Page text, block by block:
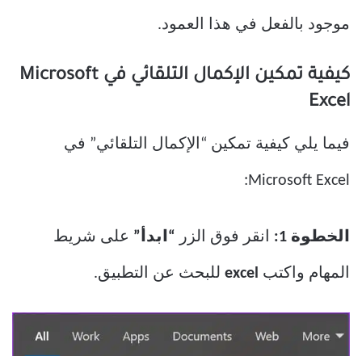
موجود بالفعل في هذا العمود.
كيفية تمكين الإكمال التلقائي في Microsoft
Excel
فيما يلي كيفية تمكين “الإكمال التلقائي” في
Microsoft Excel:
الخطوة 1: انقر فوق الزر “ابدأ” على شريط
المهام واكتب excel للبحث عن التطبيق.